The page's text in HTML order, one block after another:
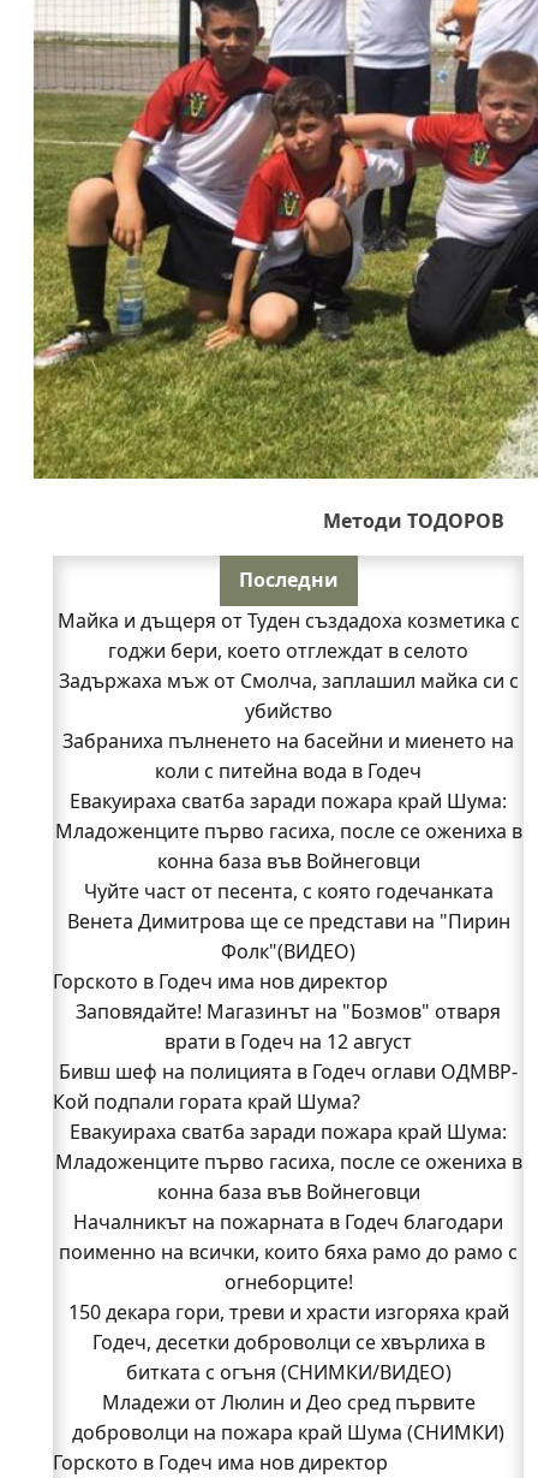
Методи ТОДОРОВ
Последни
Майка и дъщеря от Туден създадоха козметика с
годжи бери, което отглеждат в селото
Задържаха мъж от Смолча, заплашил майка си с
убийство
Забраниха пълненето на басейни и миенето на
коли с питейна вода в Годеч
Евакуираха сватба заради пожара край Шума:
Младоженците първо гасиха, после се ожениха в
конна база във Войнеговци
Чуйте част от песента, с която годечанката
Венета Димитрова ще се представи на "Пирин
Фолк"(ВИДЕО)
Горското в Годеч има нов директор
Заповядайте! Магазинът на "Бозмов" отваря
врати в Годеч на 12 август
Бивш шеф на полицията в Годеч оглави ОДМВР-
Видин
Кой подпали гората край Шума?
Младежи от Люлин и Део сред първите
доброволци на пожара край Шума (СНИМКИ)
Началникът на пожарната в Годеч благодари
поименно на всички, които бяха рамо до рамо с
огнеборците!
150 декара гори, треви и храсти изгоряха край
Годеч, десетки доброволци се хвърлиха в
битката с огъня (СНИМКИ/ВИДЕО)
Полицията влиза в селата
Възможни са прекъсвания на тока утре в части
от община Годеч
Кой подпали гората край Шума?
Евакуираха сватба заради пожара край Шума:
Младоженците първо гасиха, после се ожениха в
конна база във Войнеговци
Началникът на пожарната в Годеч благодари
поименно на всички, които бяха рамо до рамо с
огнеборците!
150 декара гори, треви и храсти изгоряха край
Годеч, десетки доброволци се хвърлиха в
битката с огъня (СНИМКИ/ВИДЕО)
Младежи от Люлин и Део сред първите
доброволци на пожара край Шума (СНИМКИ)
Горското в Годеч има нов директор